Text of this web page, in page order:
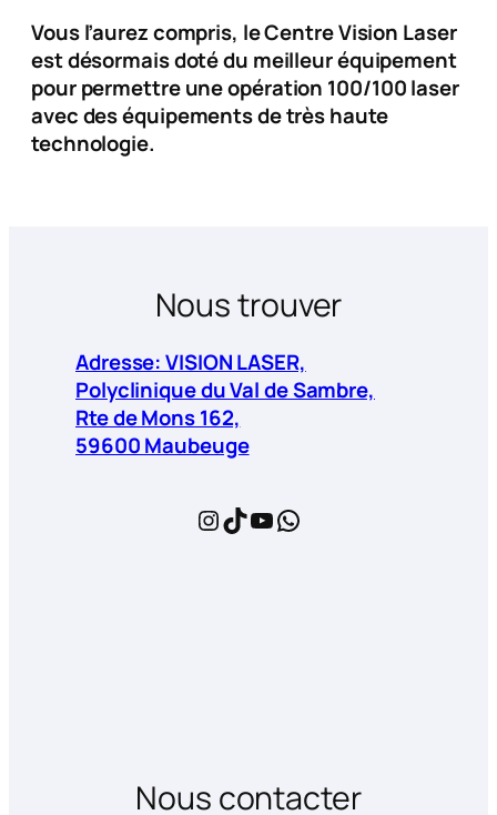
Vous l’aurez compris, le Centre Vision Laser
est désormais doté du meilleur équipement
pour permettre uneopération 100/100 laser
avec des équipements de très haute
technologie.
Nous trouver
Adresse: VISION LASER,
Polyclinique du Val de Sambre,
Rte de Mons 162,
59600 Maubeuge
InstagramTikTok YouTube WhatsApp
Nous contacter